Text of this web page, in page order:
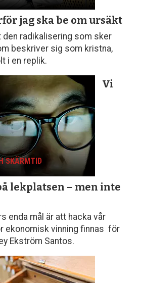
jag ska be om ursäkt
radikalisering som sker
beskriver sig som kristna,
i en replik.
SKÄRMTID
Vi
lekplatsen – men inte
enda mål är att hacka vår
ekonomisk vinning finnas för
Ekström Santos.